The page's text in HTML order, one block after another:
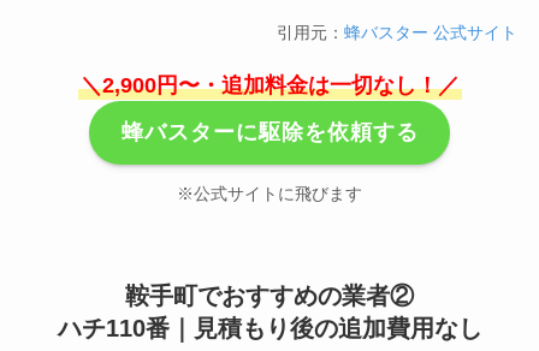
引用元：蜂バスター 公式サイト
＼2,900円〜・追加料金は一切なし！／
蜂バスターに駆除を依頼する
※公式サイトに飛びます
鞍手町でおすすめの業者②
ハチ110番｜見積もり後の追加費用なし